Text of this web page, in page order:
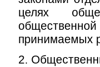
целях
принимаемых
2.